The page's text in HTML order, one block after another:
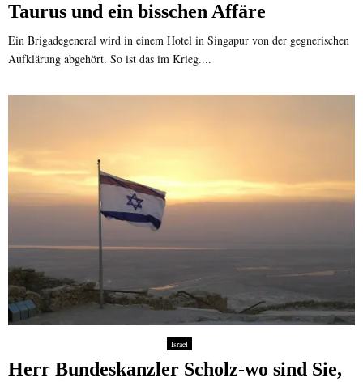
Taurus und ein bisschen Affäre
Ein Brigadegeneral wird in einem Hotel in Singapur von der gegnerischen
Aufklärung abgehört. So ist das im Krieg....
Israel
Herr Bundeskanzler Scholz-wo sind Sie,